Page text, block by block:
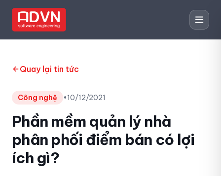
Quay lại tin tức
Công nghệ •10/12/2021
Phần mềm quản lý nhà
phân phối điểm bán có lợi
ích gì?